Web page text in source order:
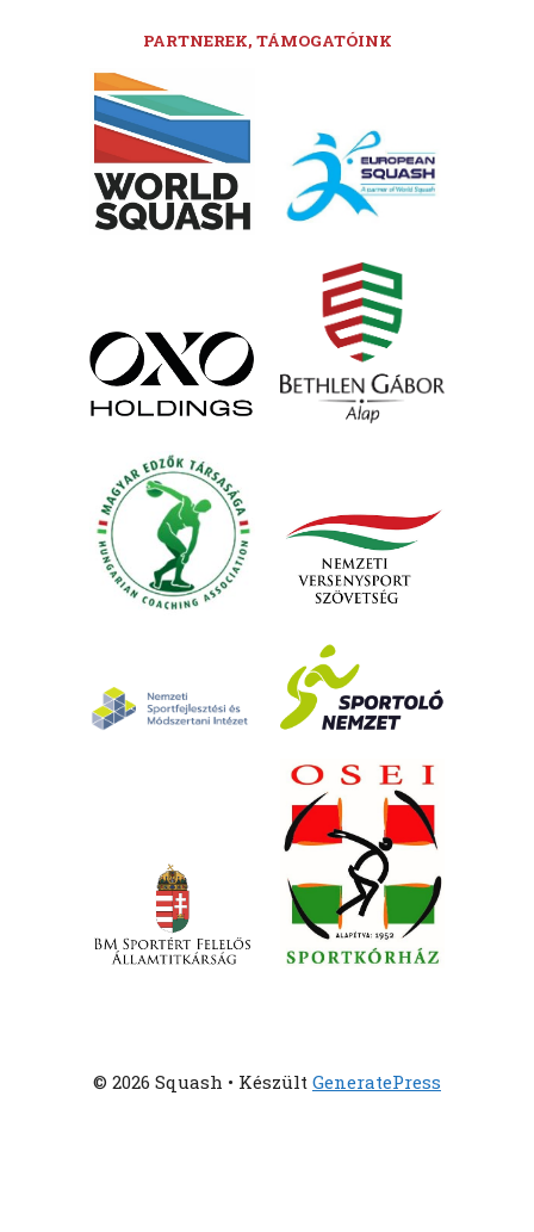
PARTNEREK, TÁMOGATÓINK
© 2026 Squash • Készült GeneratePress